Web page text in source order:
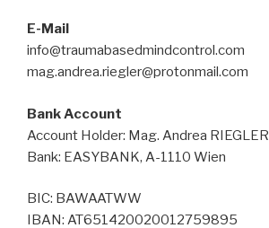
E-Mail
info@traumabasedmindcontrol.com
mag.andrea.riegler@protonmail.com
Bank Account
Account Holder: Mag. Andrea RIEGLER
Bank: EASYBANK, A-1110 Wien
BIC: BAWAATWW
IBAN: AT651420020012759895